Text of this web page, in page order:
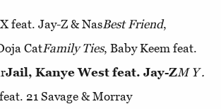
feat. Jay-Z & NasBest Friend,
CatFamily Ties, Baby Keem feat.
Jail, Kanye West feat. Jay-ZM Y .
21 Savage & Morray